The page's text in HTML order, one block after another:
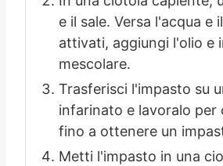
e il sale. Versa l'acqua e
attivati, aggiungi l'olio e
mescolare.
Trasferisci l'impasto su
infarinato e lavoralo per
fino a ottenere un
Metti l'impasto in una